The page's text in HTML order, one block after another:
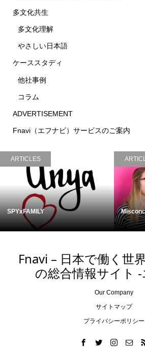
多文化共生
多文化理解
やさしい日本語
ケーススタディ
他社事例
コラム
ADVERTISEMENT
Fnavi（エフナビ）サービスのご案内
ARTICLES
SPYxFAMILY
Fnavi – 日本で働く世
の総合情報サイト
Our Company
サイトマップ
プライバシーポリシー